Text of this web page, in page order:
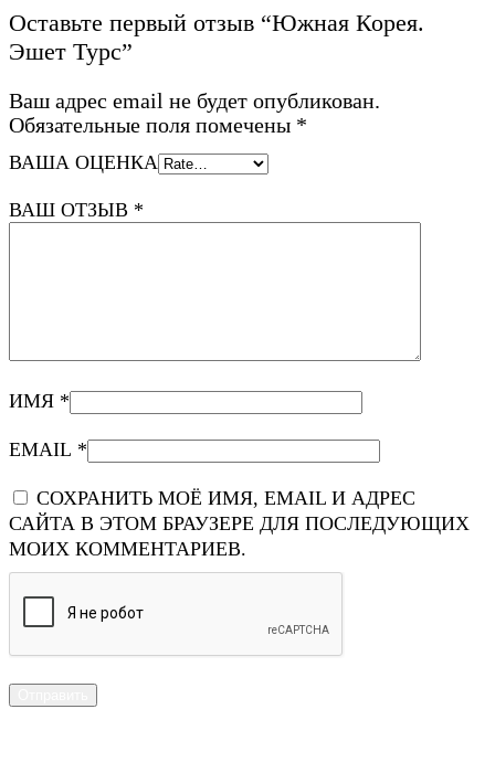
Оставьте первый отзыв “Южная Корея.
Эшет Турс”
Ваш адрес email не будет опубликован.
Обязательные поля помечены *
ВАША ОЦЕНКА
ВАШ ОТЗЫВ *
ИМЯ *
EMAIL *
СОХРАНИТЬ МОЁ ИМЯ, EMAIL И АДРЕС
САЙТА В ЭТОМ БРАУЗЕРЕ ДЛЯ ПОСЛЕДУЮЩИХ
МОИХ КОММЕНТАРИЕВ.